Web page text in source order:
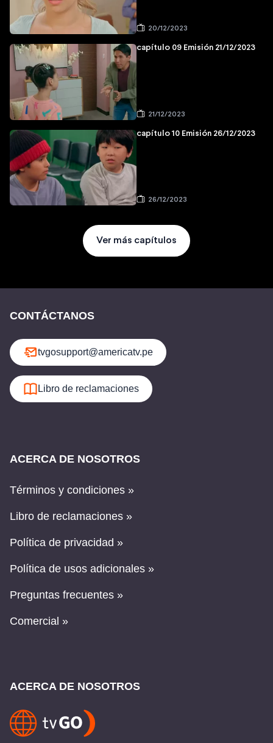
20/12/2023
capítulo 09 Emisión 21/12/2023
21/12/2023
capítulo 10 Emisión 26/12/2023
26/12/2023
Ver más capítulos
CONTÁCTANOS
tvgosupport@americatv.pe
Libro de reclamaciones
ACERCA DE NOSOTROS
Términos y condiciones »
Libro de reclamaciones »
Política de privacidad »
Política de usos adicionales »
Preguntas frecuentes »
Comercial »
ACERCA DE NOSOTROS